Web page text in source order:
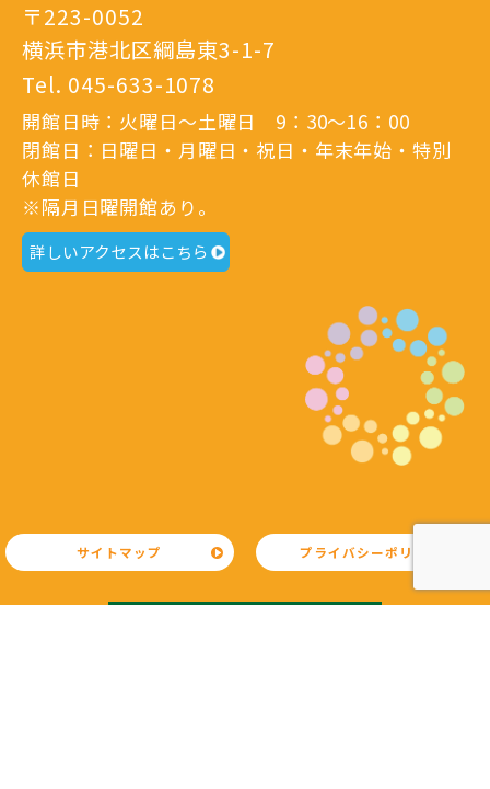
〒223-0052
横浜市港北区綱島東3-1-7
Tel. 045-633-1078
開館日時：火曜日～土曜日 9：30～16：00
閉館日：日曜日・月曜日・祝日・年末年始・特別
休館日
※隔月日曜開館あり。
詳しいアクセスはこちら
サイトマップ プライバシーポリシー